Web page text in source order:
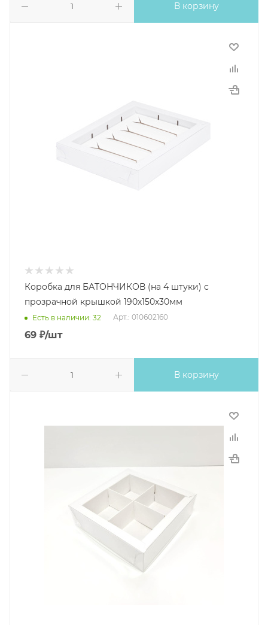
В корзину
Коробка для БАТОНЧИКОВ (на 4 штуки) с
прозрачной крышкой 190х150х30мм
Есть в наличии: 32 Арт.: 010602160
69 ₽/шт
В корзину